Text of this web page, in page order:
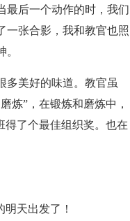
最后一个动作的时，我们
一张合影，我和教官也照
多美好的味道。教官虽
炼”，在锻炼和磨炼中，
得了个最佳组织奖。也在
天出发了！